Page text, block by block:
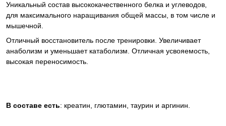
Уникальный состав высококачественного белка и углеводов,
для максимального наращивания общей массы, в том числе и
мышечной.
Отличный восстановитель после тренировки. Увеличивает
анаболизм и уменьшает катаболизм. Отличная усвояемость,
высокая переносимость.
В составе есть: креатин, глютамин, таурин и аргинин.